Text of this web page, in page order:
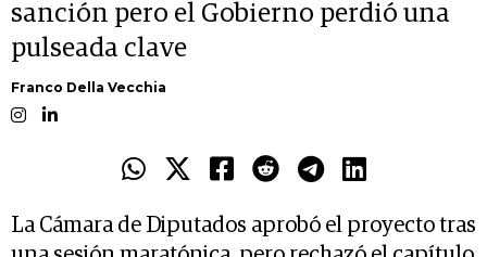
sanción pero el Gobierno perdió una
pulseada clave
Franco Della Vecchia
La Cámara de Diputados aprobó el proyecto tras